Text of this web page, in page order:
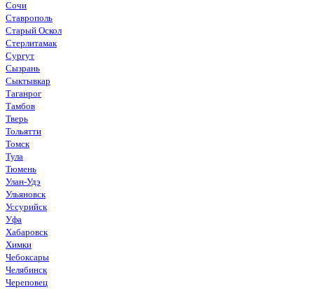
Сочи
Ставрополь
Старый Оскол
Стерлитамак
Сургут
Сызрань
Сыктывкар
Таганрог
Тамбов
Тверь
Тольятти
Томск
Тула
Тюмень
Улан-Удэ
Ульяновск
Уссурийск
Уфа
Хабаровск
Химки
Чебоксары
Челябинск
Череповец